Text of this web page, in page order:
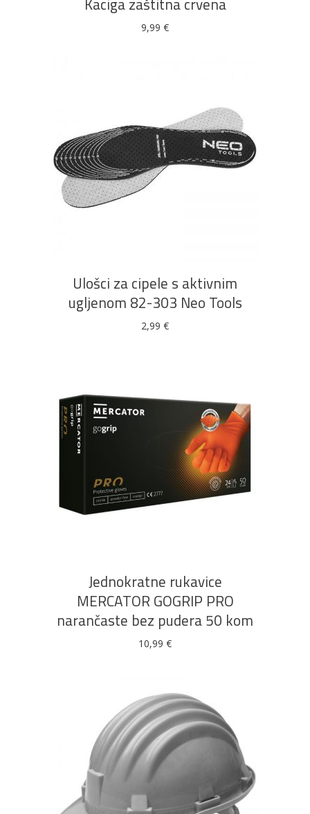
9,99 €
Ulošci za cipele s aktivnim
ugljenom 82-303 Neo Tools
2,99 €
ODABERI OPCIJE
Opcije
se
Jednokratne rukavice
MERCATOR GOGRIP PRO
narančaste bez pudera 50 kom
10,99 €